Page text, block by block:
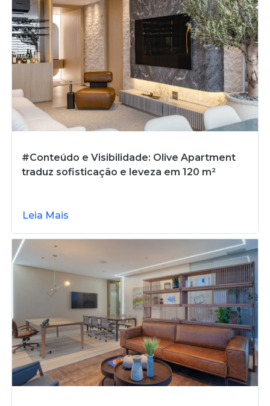
#Conteúdo e Visibilidade: Olive Apartment
traduz sofisticação e leveza em 120 m²
Leia Mais